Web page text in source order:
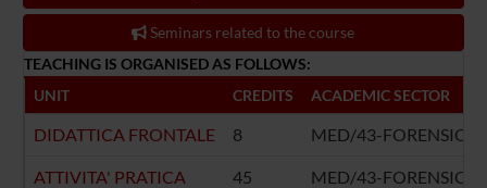
Seminars related to the course
TEACHING IS ORGANISED AS FOLLOWS:
UNIT
CREDITS ACADEMIC SECTOR
DIDATTICA FRONTALE 8 MED/43-FORENSIC
ATTIVITA' PRATICA 45 MED/43-FORENSIC